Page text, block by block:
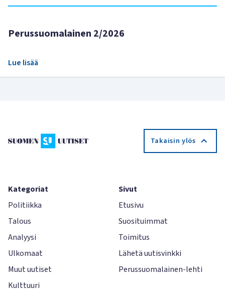
Perussuomalainen 2/2026
Lue lisää
Takaisin ylös
Kategoriat
Politiikka
Talous
Analyysi
Ulkomaat
Muut uutiset
Kulttuuri
Sivut
Etusivu
Suosituimmat
Toimitus
Lähetä uutisvinkki
Perussuomalainen-lehti